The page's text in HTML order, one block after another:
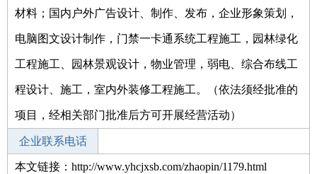
材料；国内户外广告设计、制作、发布，企业形象策划，
电脑图文设计制作，门禁一卡通系统工程施工，园林绿化
工程施工、园林景观设计，物业管理，弱电、综合布线工
程设计、施工，室内外装修工程施工。（依法须经批准的
项目，经相关部门批准后方可开展经营活动）
企业联系电话
本文链接：http://www.yhcjxsb.com/zhaopin/1179.html